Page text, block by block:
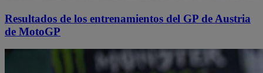
Resultados de los entrenamientos del GP de Austria
de MotoGP